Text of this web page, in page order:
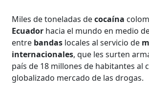
Miles de toneladas decocaína
Ecuador hacia el mundo en medio
entre bandas locales al servicio de
internacionales, que les surten
país de 18 millones de habitantes al
globalizado mercado de las drogas.